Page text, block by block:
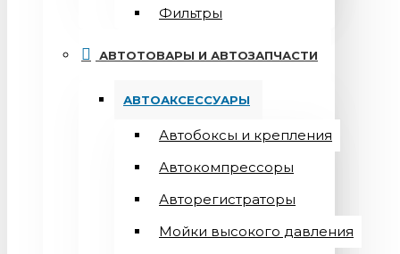
Фильтры
АВТОТОВАРЫ И АВТОЗАПЧАСТИ
АВТОАКСЕССУАРЫ
Автобоксы и крепления
Автокомпрессоры
Авторегистраторы
Мойки высокого давления